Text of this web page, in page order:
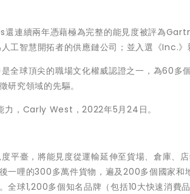
連續兩年憑藉極為完整的能見度被評為
智慧開拓者的供應鏈公司；並入選《Inc.》
球頂尖的職場文化權威認證之一，為60多
研究領域的先驅。
力，Carly West，2022年5月24日。
平臺，將能見度從運輸延伸至貨場、倉庫、
一哩的300多萬件貨物，遍及200多個國家和
全球1,200多個知名品牌（包括10大快速消費